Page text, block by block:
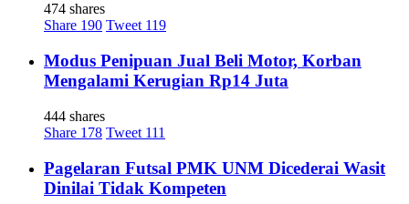
474 shares
Share 190 Tweet 119
Modus Penipuan Jual Beli Motor, Korban
Mengalami Kerugian Rp14 Juta
444 shares
Share 178 Tweet 111
Pagelaran Futsal PMK UNM Dicederai Wasit
Dinilai Tidak Kompeten